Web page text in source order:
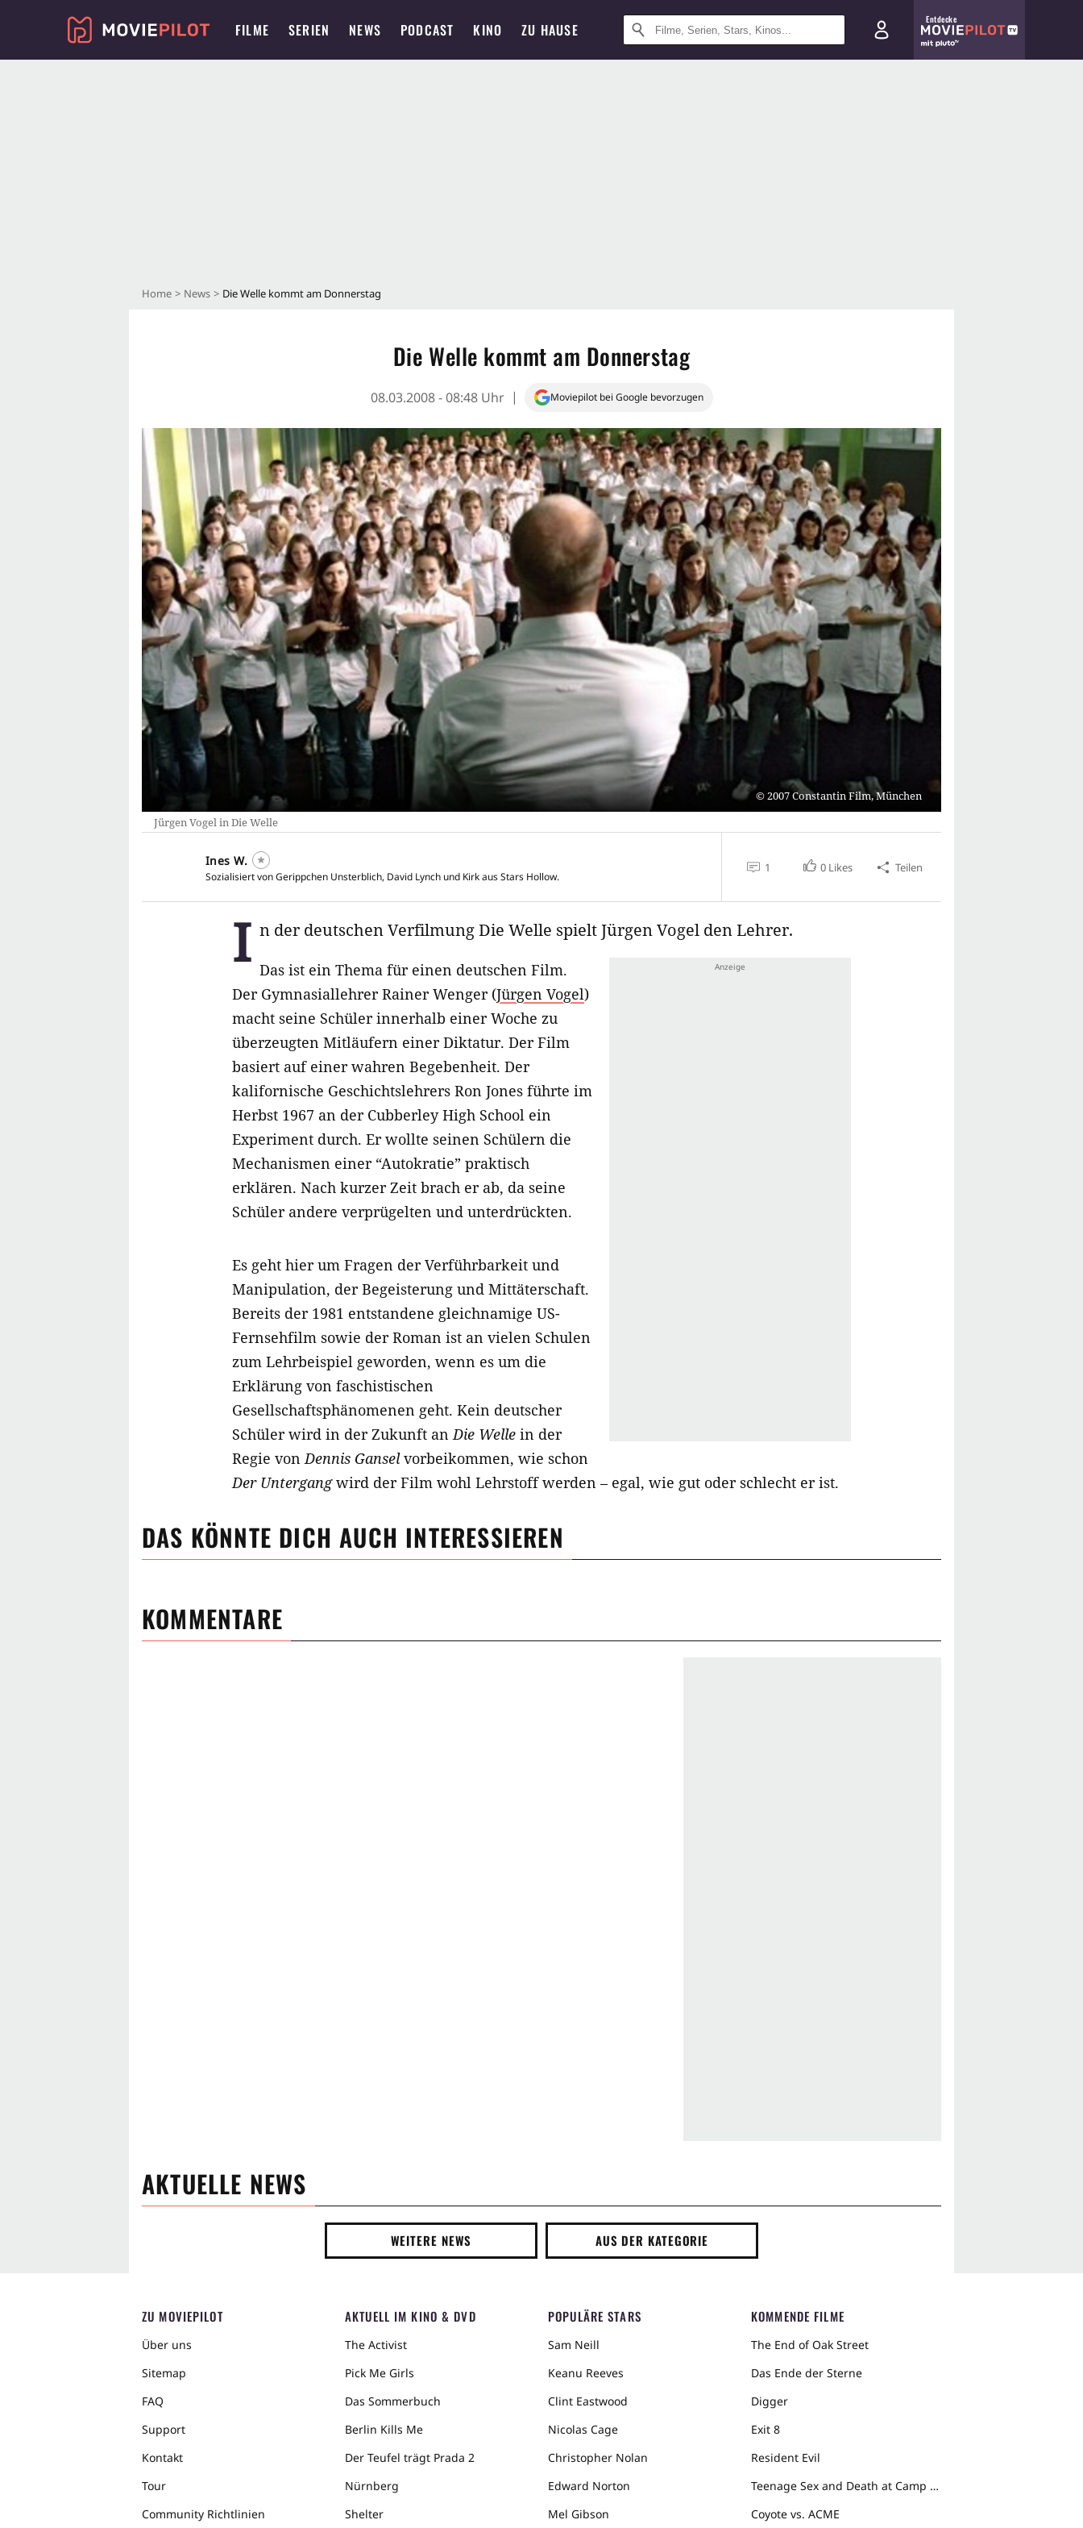
FILME SERIEN NEWS PODCAST KINO ZU HAUSE
Entdecke
Home News Die Welle kommt am Donnerstag
Die Welle kommt am Donnerstag
08.03.2008 - 08:48 Uhr Moviepilot bei Google bevorzugen
2007 Constantin Film, München
Jürgen Vogel in Die Welle
Ines W.
Sozialisiert von Gerippchen Unsterblich, David Lynch und Kirk aus Stars Hollow.
1 0 Likes Teilen
I n der deutschen Verfilmung Die Welle spielt Jürgen Vogel den Lehrer.
Das ist ein Thema für einen deutschen Film.
Der Gymnasiallehrer Rainer Wenger (Jürgen Vogel)
macht seine Schüler innerhalb einer Woche zu
überzeugten Mitläufern einer Diktatur. Der Film
basiert auf einer wahren Begebenheit. Der
kalifornische Geschichtslehrers Ron Jones führte im
Herbst 1967 an der Cubberley High School ein
Experiment durch. Er wollte seinen Schülern die
Mechanismen einer “Autokratie” praktisch
erklären. Nach kurzer Zeit brach er ab, da seine
Schüler andere verprügelten und unterdrückten.
Es geht hier um Fragen der Verführbarkeit und
Manipulation, der Begeisterung und Mittäterschaft.
Bereits der 1981 entstandene gleichnamige US-
Fernsehfilm sowie der Roman ist an vielen Schulen
zum Lehrbeispiel geworden, wenn es um die
Erklärung von faschistischen
Gesellschaftsphänomenen geht. Kein deutscher
Schüler wird in der Zukunft anDie Welle in der
Regie vonDennis Ganselvorbeikommen, wie schon
Der Untergangwird der Film wohl Lehrstoff werden – egal, wie gut oder schlecht er ist.
DAS KÖNNTE DICH AUCH INTERESSIEREN
KOMMENTARE
AKTUELLE NEWS
WEITERE NEWS AUS DER KATEGORIE
ZU MOVIEPILOT
Über uns
Sitemap
FAQ
Support
Kontakt
Tour
Community Richtlinien
AKTUELL IM KINO & DVD
The Activist
Pick Me Girls
Das Sommerbuch
Berlin Kills Me
Der Teufel trägt Prada 2
Nürnberg
Shelter
POPULÄRE STARS
Sam Neill
Keanu Reeves
Clint Eastwood
Nicolas Cage
Christopher Nolan
Edward Norton
Mel Gibson
KOMMENDE FILME
The End of Oak Street
Das Ende der Sterne
Digger
Exit 8
Resident Evil
Teenage Sex and Death at Camp Miasma
Coyote vs. ACME